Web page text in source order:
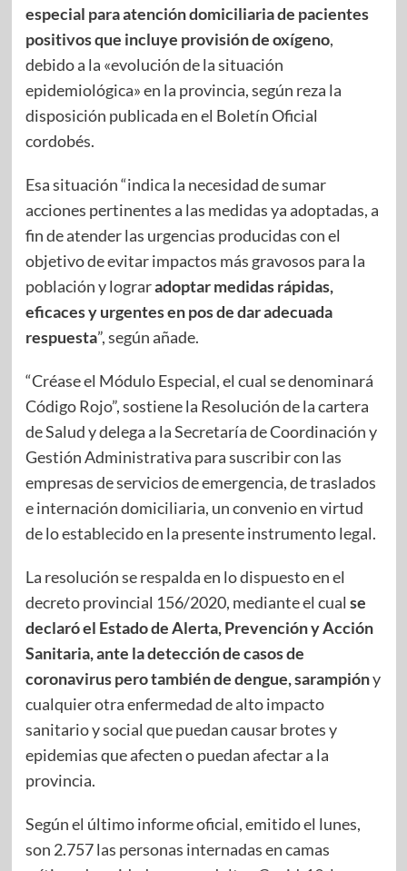
especial para atención domiciliaria de pacientes
positivos que incluye provisión de oxígeno,
debido a la «evolución de la situación
epidemiológica» en la provincia, según reza la
disposición publicada en el Boletín Oficial
cordobés.
Esa situación “indica la necesidad de sumar
acciones pertinentes a las medidas ya adoptadas, a
fin de atender las urgencias producidas con el
objetivo de evitar impactos más gravosos para la
población y lograradoptar medidas rápidas,
eficaces y urgentes en pos de dar adecuada
respuesta”, según añade.
“Créase el Módulo Especial, el cual se denominará
Código Rojo”, sostiene la Resolución de la cartera
de Salud y delega a la Secretaría de Coordinación y
Gestión Administrativa para suscribir con las
empresas de servicios de emergencia, de traslados
e internación domiciliaria, un convenio en virtud
de lo establecido en la presente instrumento legal.
La resolución se respalda en lo dispuesto en el
decreto provincial 156/2020, mediante el cual se
declaró el Estado de Alerta, Prevención y Acción
Sanitaria, ante la detección de casos de
coronavirus pero también de dengue, sarampióny
cualquier otra enfermedad de alto impacto
sanitario y social que puedan causar brotes y
epidemias que afecten o puedan afectar a la
provincia.
Según el último informe oficial, emitido el lunes,
son 2.757 las personas internadas en camas